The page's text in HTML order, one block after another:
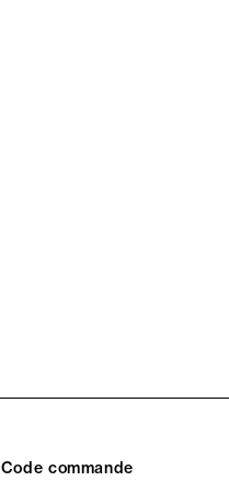
Code commande